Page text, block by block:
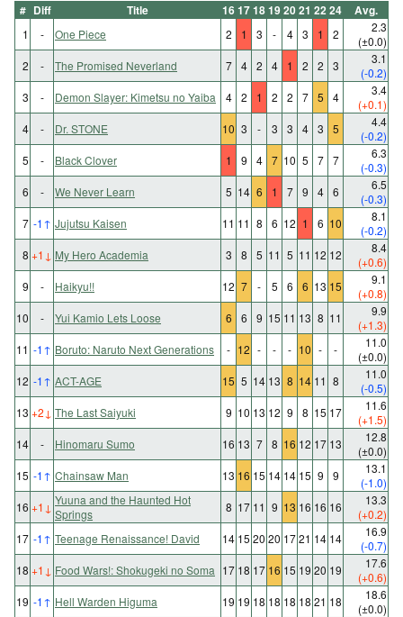
# Diff Title 161718192021 2224 Avg.
1 - One Piece 2 1 3 - 4 3 1 2
2.3
(±0.0)
2
- The Promised Neverland 7 4 2 4 1 2 2 3
3.1
(-0.2)
3
- Demon Slayer: Kimetsu no Yaiba 4 2 1 2 2 7 5 4
3.4
(+0.1)
4
- Dr. STONE 10 3 - 3 3 4 3 5
4.4
(-0.2)
5
- Black Clover 1 9 4 7 10 5 7 7
6.3
(-0.3)
6
- We Never Learn 5 14 6 1 7 9 4 6
6.5
(-0.3)
7 -1↑ Jujutsu Kaisen 11 11 8 6 12 1 6 10
8.1
(-0.2)
8 +1 ↓ My Hero Academia 3 8 5 11 5 11 12 12
8.4
(+0.6)
9
- Haikyu!! 12 7 - 5 6 6 13 15
9.1
(+0.8)
10
- Yui Kamio Lets Loose 6 6 9 15 11 13 8 11
9.9
(+1.3)
11 -1↑ Boruto: Naruto Next Generations - 12 - - - 10 - -
11.0
(±0.0)
12 -1↑ ACT-AGE 15 5 14 13 8 14 11 8
11.0
(-0.5)
13 +2 ↓ The Last Saiyuki 9 10 13 12 9 8 15 17
11.6
(+1.5)
14
- Hinomaru Sumo 16 13 7 8 16 12 17 13
12.8
(±0.0)
15 -1↑ Chainsaw Man 13 16 15 14 14 15 9 9
13.1
(-1.0)
16 +1 ↓ Yuuna and the Haunted Hot
Springs
8 17 11 9 13 16 16 16
13.3
(+0.2)
17 -1↑ Teenage Renaissance! David 14 15 20 20 1721 14 14
16.9
(-0.7)
18 +1 ↓ Food Wars!: Shokugeki no Soma 17 18 17 16 15 19 20 19
17.6
(+0.6)
19 -1↑ Hell Warden Higuma 19 19 18 18 18 18 21 18
18.6
(±0.0)